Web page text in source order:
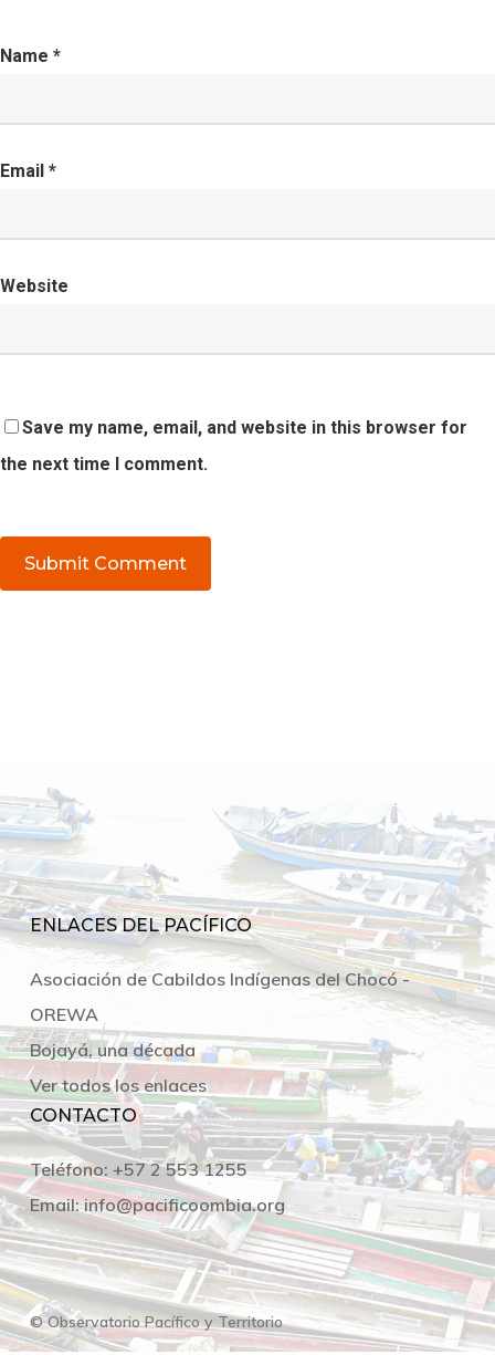
Name *
Email *
Website
Save my name, email, and website in this browser for
the next time I comment.
ENLACES DEL PACÍFICO
Asociación de Cabildos Indígenas del Chocó -
OREWA
Bojayá, una década
Ver todos los enlaces
CONTACTO
Teléfono: +57 2 553 1255
Email: info@pacificoombia.org
© Observatorio Pacífico y Territorio